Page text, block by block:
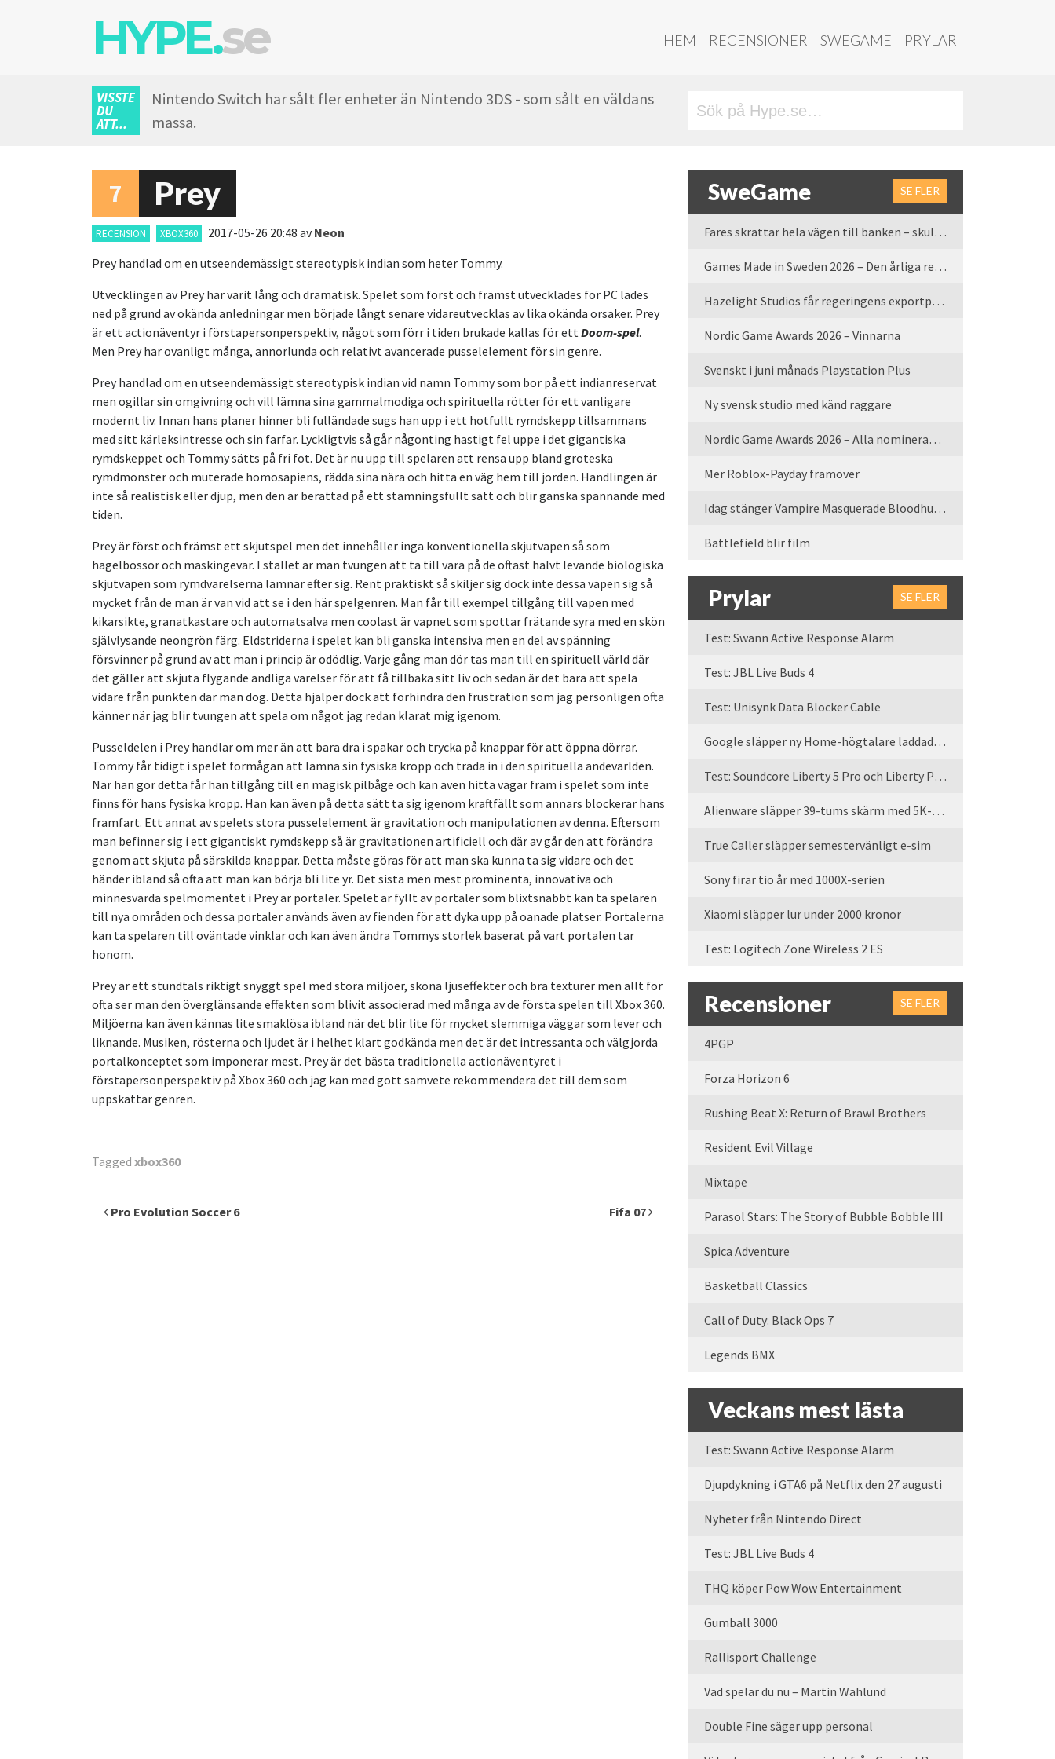
HYPE.se HEM RECENSIONER SWEGAME PRYLAR
VISSTE
DU
ATT...
Nintendo Switch har sålt fler enheter än Nintendo 3DS - som sålt en väldans
massa.
7 Prey
RECENSION XBOX360 2017-05-26 20:48 avNeon
Prey handlad om en utseendemässigt stereotypisk indian som heter Tommy.
Utvecklingen av Prey har varit lång och dramatisk. Spelet som först och främst utvecklades för PC lades
ned på grund av okända anledningar men började långt senare vidareutvecklas av lika okända orsaker. Prey
är ett actionäventyr i förstapersonperspektiv, något som förr i tiden brukade kallas för ettDoom-spel.
Men Prey har ovanligt många, annorlunda och relativt avancerade pusselelement för sin genre.
Prey handlad om en utseendemässigt stereotypisk indian vid namn Tommy som bor på ett indianreservat
men ogillar sin omgivning och vill lämna sina gammalmodiga och spirituella rötter för ett vanligare
modernt liv. Innan hans planer hinner bli fulländade sugs han upp i ett hotfullt rymdskepp tillsammans
med sitt kärleksintresse och sin farfar. Lyckligtvis så går någonting hastigt fel uppe i det gigantiska
rymdskeppet och Tommy sätts på fri fot. Det är nu upp till spelaren att rensa upp bland groteska
rymdmonster och muterade homosapiens, rädda sina nära och hitta en väg hem till jorden. Handlingen är
inte så realistisk eller djup, men den är berättad på ett stämningsfullt sätt och blir ganska spännande med
tiden.
Prey är först och främst ett skjutspel men det innehåller inga konventionella skjutvapen så som
hagelbössor och maskingevär. I stället är man tvungen att ta till vara på de oftast halvt levande biologiska
skjutvapen som rymdvarelserna lämnar efter sig. Rent praktiskt så skiljer sig dock inte dessa vapen sig så
mycket från de man är van vid att se i den här spelgenren. Man får till exempel tillgång till vapen med
kikarsikte, granatkastare och automatsalva men coolast är vapnet som spottar frätande syra med en skön
självlysande neongrön färg. Eldstriderna i spelet kan bli ganska intensiva men en del av spänning
försvinner på grund av att man i princip är odödlig. Varje gång man dör tas man till en spirituell värld där
det gäller att skjuta flygande andliga varelser för att få tillbaka sitt liv och sedan är det bara att spela
vidare från punkten där man dog. Detta hjälper dock att förhindra den frustration som jag personligen ofta
känner när jag blir tvungen att spela om något jag redan klarat mig igenom.
Pusseldelen i Prey handlar om mer än att bara dra i spakar och trycka på knappar för att öppna dörrar.
Tommy får tidigt i spelet förmågan att lämna sin fysiska kropp och träda in i den spirituella andevärlden.
När han gör detta får han tillgång till en magisk pilbåge och kan även hitta vägar fram i spelet som inte
finns för hans fysiska kropp. Han kan även på detta sätt ta sig igenom kraftfällt som annars blockerar hans
framfart. Ett annat av spelets stora pusselelement är gravitation och manipulationen av denna. Eftersom
man befinner sig i ett gigantiskt rymdskepp så är gravitationen artificiell och där av går den att förändra
genom att skjuta på särskilda knappar. Detta måste göras för att man ska kunna ta sig vidare och det
händer ibland så ofta att man kan börja bli lite yr. Det sista men mest prominenta, innovativa och
minnesvärda spelmomentet i Prey är portaler. Spelet är fyllt av portaler som blixtsnabbt kan ta spelaren
till nya områden och dessa portaler används även av fienden för att dyka upp på oanade platser. Portalerna
kan ta spelaren till oväntade vinklar och kan även ändra Tommys storlek baserat på vart portalen tar
honom.
Prey är ett stundtals riktigt snyggt spel med stora miljöer, sköna ljuseffekter och bra texturer men allt för
ofta ser man den överglänsande effekten som blivit associerad med många av de första spelen till Xbox 360.
Miljöerna kan även kännas lite smaklösa ibland när det blir lite för mycket slemmiga väggar som lever och
liknande. Musiken, rösterna och ljudet är i helhet klart godkända men det är det intressanta och välgjorda
portalkonceptet som imponerar mest. Prey är det bästa traditionella actionäventyret i
förstapersonperspektiv på Xbox 360 och jag kan med gott samvete rekommendera det till dem som
uppskattar genren.
Tagged xbox360
Inläggsnavigering
Pro Evolution Soccer 6 Fifa 07
SweGame SE FLER
Fares skrattar hela vägen till banken – skulle vi tro
Games Made in Sweden 2026 – Den årliga rean är tillbaka
Hazelight Studios får regeringens exportpris 2025
Nordic Game Awards 2026 – Vinnarna
Svenskt i juni månads Playstation Plus
Ny svensk studio med känd raggare
Nordic Game Awards 2026 – Alla nominerade spel
Mer Roblox-Payday framöver
Idag stänger Vampire Masquerade Bloodhunt servrarna
Battlefield blir film
Prylar SE FLER
Test: Swann Active Response Alarm
Test: JBL Live Buds 4
Test: Unisynk Data Blocker Cable
Google släpper ny Home-högtalare laddad med Gemini
Test: Soundcore Liberty 5 Pro och Liberty Pro Max
Alienware släpper 39-tums skärm med 5K-upplösning
True Caller släpper semestervänligt e-sim
Sony firar tio år med 1000X-serien
Xiaomi släpper lur under 2000 kronor
Test: Logitech Zone Wireless 2 ES
Recensioner SE FLER
4PGP
Forza Horizon 6
Rushing Beat X: Return of Brawl Brothers
Resident Evil Village
Mixtape
Parasol Stars: The Story of Bubble Bobble III
Spica Adventure
Basketball Classics
Call of Duty: Black Ops 7
Legends BMX
Veckans mest lästa
Test: Swann Active Response Alarm
Djupdykning i GTA6 på Netflix den 27 augusti
Nyheter från Nintendo Direct
Test: JBL Live Buds 4
THQ köper Pow Wow Entertainment
Gumball 3000
Rallisport Challenge
Vad spelar du nu – Martin Wahlund
Double Fine säger upp personal